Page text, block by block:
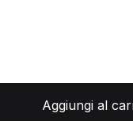
Aggiungi al